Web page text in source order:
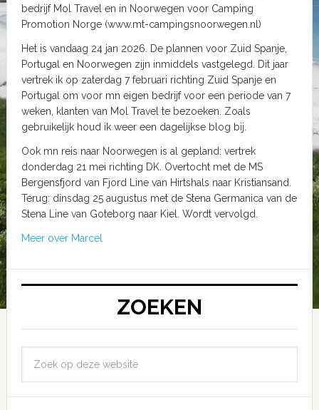
bedrijf Mol Travel en in Noorwegen voor Camping
Promotion Norge (www.mt-campingsnoorwegen.nl)
Het is vandaag 24 jan 2026. De plannen voor Zuid Spanje,
Portugal en Noorwegen zijn inmiddels vastgelegd. Dit jaar
vertrek ik op zaterdag 7 februari richting Zuid Spanje en
Portugal om voor mn eigen bedrijf voor een periode van 7
weken, klanten van Mol Travel te bezoeken. Zoals
gebruikelijk houd ik weer een dagelijkse blog bij.
Ook mn reis naar Noorwegen is al gepland: vertrek
donderdag 21 mei richting DK. Overtocht met de MS
Bergensfjord van Fjord Line van Hirtshals naar Kristiansand.
Terug: dinsdag 25 augustus met de Stena Germanica van de
Stena Line van Goteborg naar Kiel. Wordt vervolgd.
Meer over Marcel
ZOEKEN